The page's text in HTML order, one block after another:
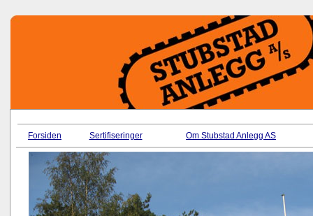
Forsiden Sertifiseringer Om Stubstad Anlegg AS